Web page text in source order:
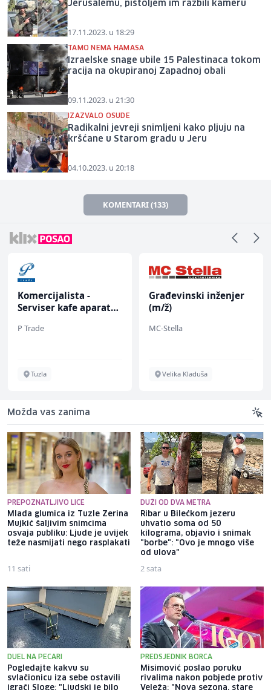
Jerusalemu, pištoljem im razbili kameru
17.11.2023. u 18:29
TAMO NEMA HAMASA
Izraelske snage ubile 15 Palestinaca tokom
racija na okupiranoj Zapadnoj obali
09.11.2023. u 21:30
IZAZVALO OSUDE
Radikalni jevreji snimljeni kako pljuju na
kršćane u Starom gradu u Jeru
04.10.2023. u 20:18
KOMENTARI (133)
Komercijalista -
Serviser kafe aparata
P Trade
Tuzla
Građevinski inženjer
(m/ž)
MC-Stella
Velika Kladuša
Možda vas zanima
PREPOZNATLJIVO LICE
Mlada glumica iz Tuzle Zerina
Mujkić šaljivim snimcima
osvaja publiku: Ljude je uvijek
teže nasmijati nego rasplakati
11 sati
DUŽI OD DVA METRA
Ribar u Bilećkom jezeru
uhvatio soma od 50
kilograma, objavio i snimak
"borbe": "Ovo je mnogo više
od ulova"
2 sata
DUEL NA PECARI
Pogledajte kakvu su
svlačionicu iza sebe ostavili
igrači Sloge: "Ljudski je bilo
PREDSJEDNIK BORCA
Misimović poslao poruku
rivalima nakon pobjede protiv
Veleža: "Nova sezona, stare